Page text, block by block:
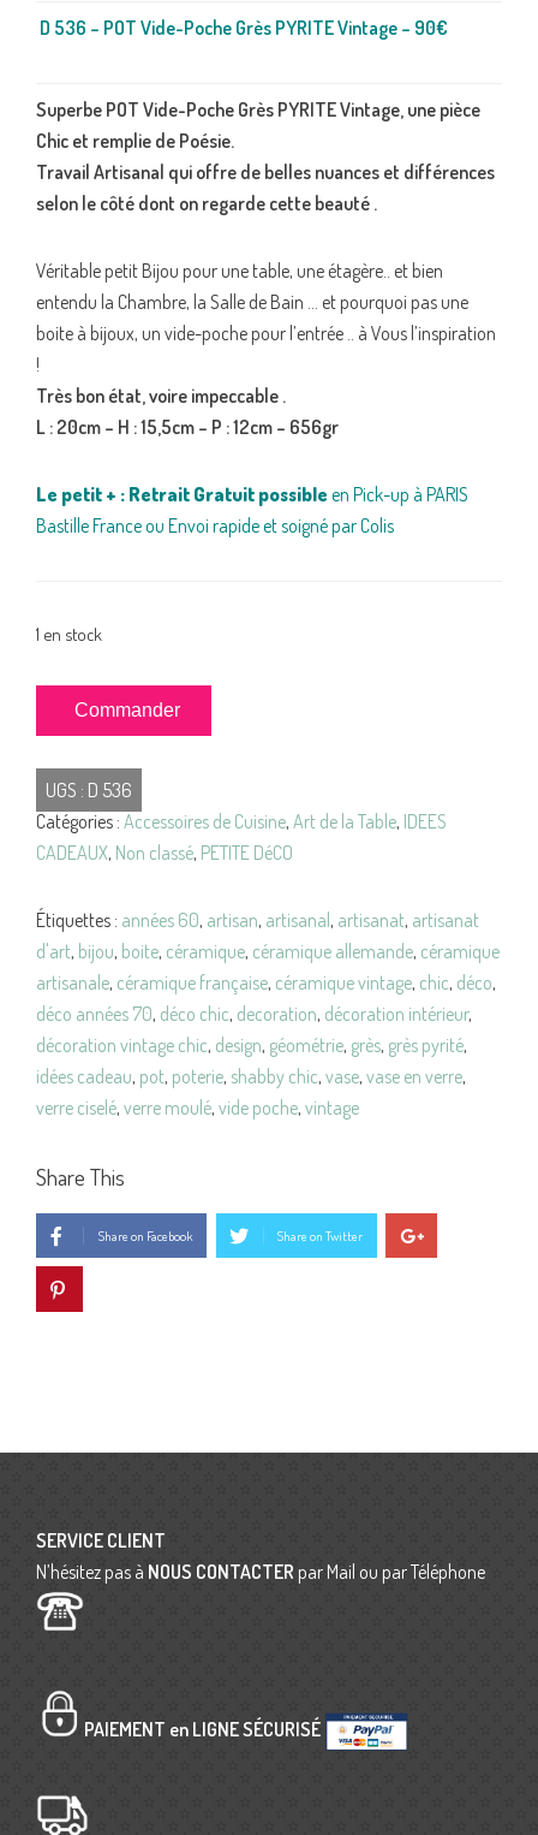
D 536 – POT Vide-Poche Grès PYRITE Vintage – 90€
Superbe POT Vide-Poche Grès PYRITE Vintage, une pièce
Chic et remplie de Poésie.
Travail Artisanal qui offre de belles nuances et différences
selon le côté dont on regarde cette beauté .
Véritable petit Bijou pour une table, une étagère.. et bien
entendu la Chambre, la Salle de Bain … et pourquoi pas une
boite à bijoux, un vide-poche pour l’entrée .. à Vous l’inspiration
!
Très bon état, voire impeccable .
L : 20cm – H : 15,5cm – P : 12cm – 656gr
Le petit + : Retrait Gratuit possible en Pick-up à PARIS
Bastille France ou Envoi rapide et soigné par Colis
1 en stock
quantité
de
POT
Vide-
Poche
Grès
Vintage
Commander
UGS : D 536
Catégories : Accessoires de Cuisine, Art de la Table, IDEES
CADEAUX, Non classé, PETITE DéCO
Étiquettes : années 60, artisan, artisanal, artisanat, artisanat
d'art, bijou, boite, céramique, céramique allemande, céramique
artisanale, céramique française, céramique vintage, chic, déco,
déco années 70, déco chic, decoration, décoration intérieur,
décoration vintage chic, design, géométrie, grès, grès pyrité,
idées cadeau, pot, poterie, shabby chic, vase, vase en verre,
verre ciselé, verre moulé, vide poche, vintage
Share This
Share on Facebook Share on Twitter
SERVICE CLIENT
N’hésitez pas à NOUS CONTACTER par Mail ou par Téléphone
PAIEMENT en LIGNE SÉCURISÉ